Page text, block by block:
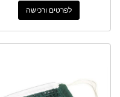
לפרטים ורכישה